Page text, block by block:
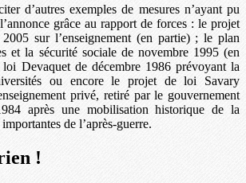
d’autres exemples de mesures n’ayant pu
grâce au rapport de forces : le projet
sur l’enseignement (en partie) ; le plan
et la sécurité sociale de novembre 1995 (en
Devaquet de décembre 1986 prévoyant la
ou encore le projet de loi Savary
privé, retiré par le gouvernement
après une mobilisation historique de la
de l’après-guerre.
!